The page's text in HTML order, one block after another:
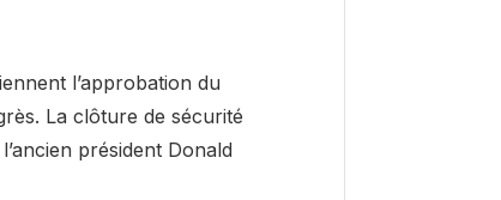
l’approbation du
La clôture de sécurité
président Donald